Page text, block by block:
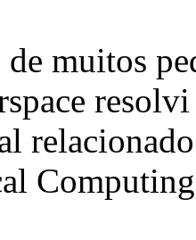
de muitos